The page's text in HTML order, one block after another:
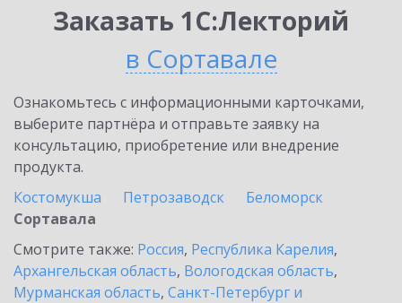
Заказать 1С:Лекторий
в Сортавале
Ознакомьтесь с информационными карточками,
выберите партнёра и отправьте заявку на
консультацию, приобретение или внедрение
продукта.
Костомукша
Петрозаводск
Беломорск
Сортавала
Смотрите также: Россия, Республика Карелия,
Архангельская область, Вологодская область,
Мурманская область, Санкт-Петербург и